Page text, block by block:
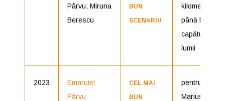
Pârvu, Miruna
Berescu
BUN
SCENARIU
kilometri
până la
capătul
lumii
2023
Emanuel
Pârvu
CEL MAI
BUN
pentru rolul
Marius